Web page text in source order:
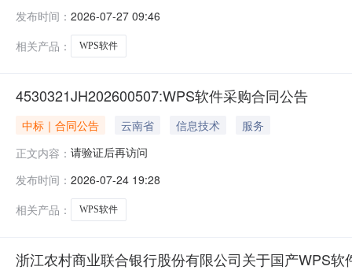
方)：黑龙江龙采供应链有限公司地址：哈尔滨幸福路52
发布时间： 2026-07-27 09:46
相关产品：
WPS软件
4530321JH202600507:WPS软件采购合同公告
中标｜合同公告 云南省 信息技术
服务
正文内容： 请验证后再访问
发布时间： 2026-07-24 19:28
相关产品：
WPS软件
浙江农村商业联合银行股份有限公司关于国产WPS